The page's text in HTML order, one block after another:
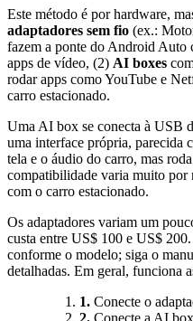
Este método é por hardware,
adaptadores sem fio (ex.:
fazem a ponte do Android Auto
apps de vídeo, (2) AI boxes
rodar apps como YouTube e
carro estacionado.
Uma AI box se conecta à USB
uma interface própria, parecida
tela e o áudio do carro, mas
compatibilidade varia muito por
com o carro estacionado.
Os adaptadores variam um
custa entre US$ 100 e US$
conforme o modelo; siga o
detalhadas. Em geral, funciona
1. Conecte o
2. Conecte a AI